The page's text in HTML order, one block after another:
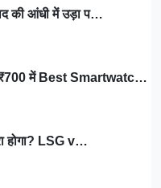
की आंधी में उड़ा प…
में Best Smartwatc…
होगा? LSG v…